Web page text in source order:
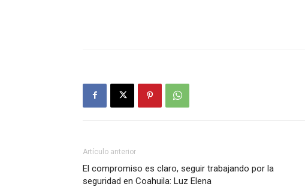
Artículo anterior
El compromiso es claro, seguir trabajando por la
seguridad en Coahuila: Luz Elena